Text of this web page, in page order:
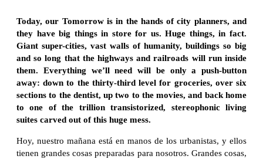
Today, our Tomorrow is in the hands of city planners, and
they have big things in store for us. Huge things, in fact.
Giant super-cities, vast walls of humanity, buildings so big
and so long that the highways and railroads will run inside
them. Everything we’ll need will be only a push-button
away: down to the thirty-third level for groceries, over six
sections to the dentist, up two to the movies, and back home
to one of the trillion transistorized, stereophonic living
suites carved out of this huge mess.
Hoy, nuestro mañana está en manos de los urbanistas, y ellos
tienen grandes cosas preparadas para nosotros. Grandes cosas,